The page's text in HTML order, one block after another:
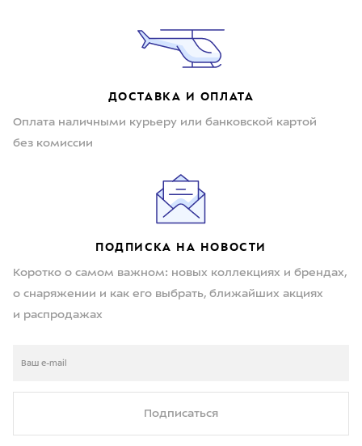
ДОСТАВКА И ОПЛАТА
Оплата наличными курьеру или банковской картой
без комиссии
ПОДПИСКА НА НОВОСТИ
Коротко о самом важном: новых коллекциях и брендах,
о снаряжении и как его выбрать, ближайших акциях
и распродажах
Подписаться